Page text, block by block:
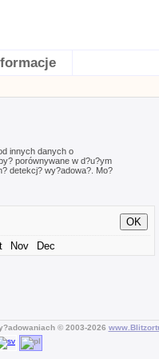
innych danych o
porównywane w d?u?ym
detekcj? wy?adowa?. Mo?
Nov Dec
© 2003-2026